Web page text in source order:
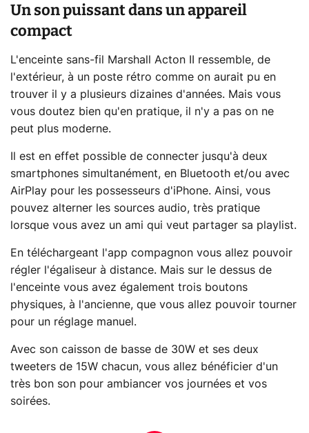
Un son puissant dans un appareil
compact
L'enceinte sans-fil Marshall Acton II ressemble, de
l'extérieur, à un poste rétro comme on aurait pu en
trouver il y a plusieurs dizaines d'années. Mais vous
vous doutez bien qu'en pratique, il n'y a pas on ne
peut plus moderne.
Il est en effet possible de connecter jusqu'à deux
smartphones simultanément, en Bluetooth et/ou avec
AirPlay pour les possesseurs d'iPhone. Ainsi, vous
pouvez alterner les sources audio, très pratique
lorsque vous avez un ami qui veut partager sa playlist.
En téléchargeant l'app compagnon vous allez pouvoir
régler l'égaliseur à distance. Mais sur le dessus de
l'enceinte vous avez également trois boutons
physiques, à l'ancienne, que vous allez pouvoir tourner
pour un réglage manuel.
Avec son caisson de basse de 30W et ses deux
tweeters de 15W chacun, vous allez bénéficier d'un
très bon son pour ambiancer vos journées et vos
soirées.